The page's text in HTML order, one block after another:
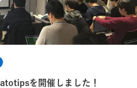
を開催しました！